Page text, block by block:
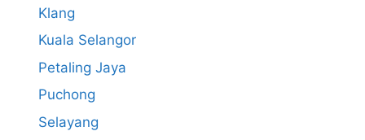
Klang
Kuala Selangor
Petaling Jaya
Puchong
Selayang